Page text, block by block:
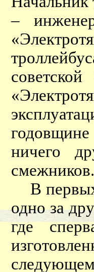
–
ничего
смежников.
В первых
одно за
где